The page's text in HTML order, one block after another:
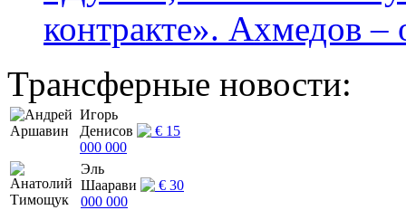
контракте». Ахмедов
Трансферные новости:
Игорь
Денисов
€ 15
000 000
Эль
Шаарави
€ 30
000 000